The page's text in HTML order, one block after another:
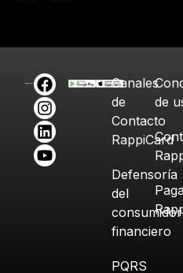
Canales
de
Contacto
RappiCard
Defensoría
del
consumidor
financiero
PQRS
de